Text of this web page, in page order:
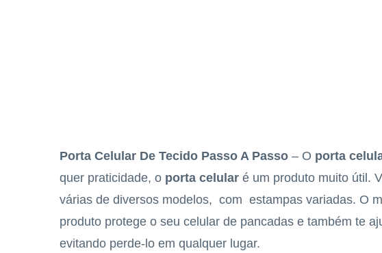
Porta Celular De Tecido Passo A Passo – O porta
quer praticidade, o porta celular é um produto muito útil.
várias de diversos modelos, com estampas variadas. O
produto protege o seu celular de pancadas e também te
evitando perde-lo em qualquer lugar.